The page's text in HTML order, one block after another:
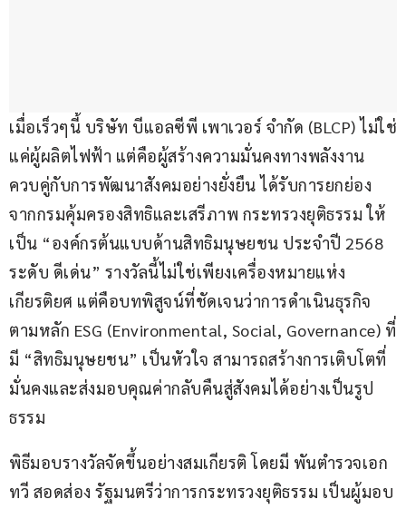
เมื่อเร็วๆนี้ บริษัท บีแอลซีพี เพาเวอร์ จำกัด (BLCP) ไม่ใช่
แค่ผู้ผลิตไฟฟ้า แต่คือผู้สร้างความมั่นคงทางพลังงาน
ควบคู่กับการพัฒนาสังคมอย่างยั่งยืน ได้รับการยกย่อง
จากกรมคุ้มครองสิทธิและเสรีภาพ กระทรวงยุติธรรม ให้
เป็น “องค์กรต้นแบบด้านสิทธิมนุษยชน ประจำปี 2568
ระดับ ดีเด่น” รางวัลนี้ไม่ใช่เพียงเครื่องหมายแห่ง
เกียรติยศ แต่คือบทพิสูจน์ที่ชัดเจนว่าการดำเนินธุรกิจ
ตามหลัก ESG (Environmental, Social, Governance) ที่
มี “สิทธิมนุษยชน” เป็นหัวใจ สามารถสร้างการเติบโตที่
มั่นคงและส่งมอบคุณค่ากลับคืนสู่สังคมได้อย่างเป็นรูป
ธรรม
พิธีมอบรางวัลจัดขึ้นอย่างสมเกียรติ โดยมี พันตำรวจเอก
ทวี สอดส่อง รัฐมนตรีว่าการกระทรวงยุติธรรม เป็นผู้มอบ